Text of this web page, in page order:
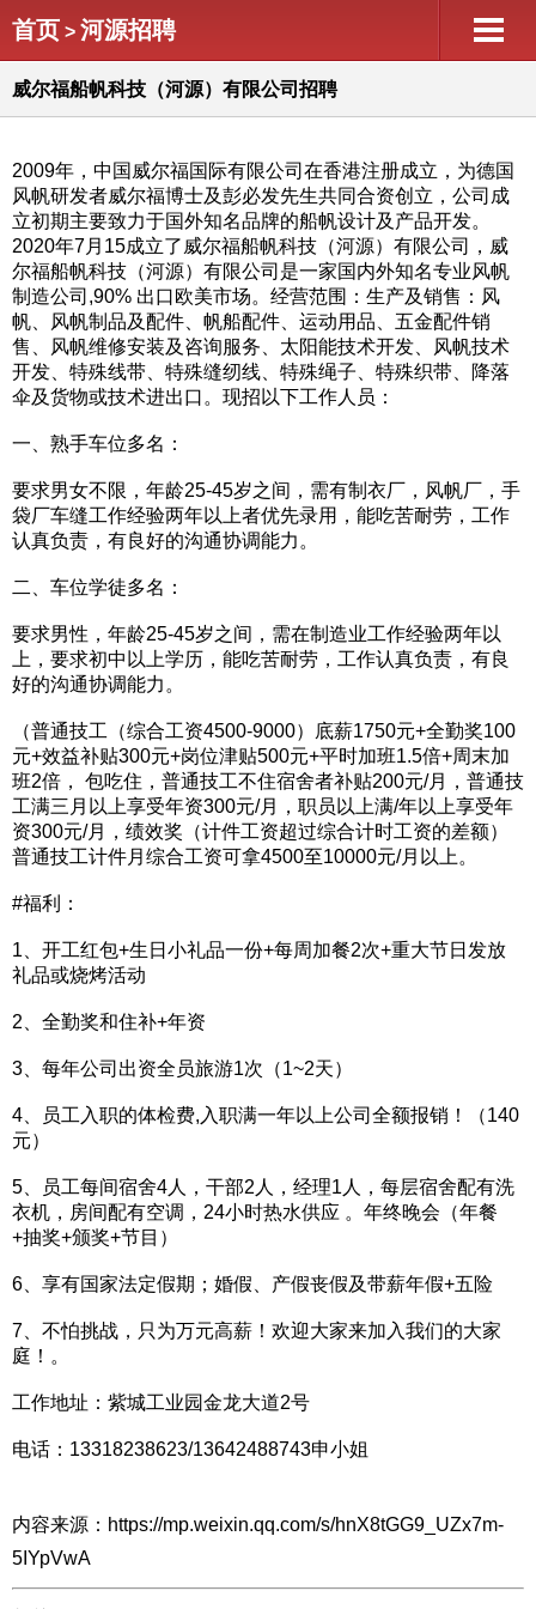
首页 > 河源招聘
威尔福船帆科技（河源）有限公司招聘
2009年，中国威尔福国际有限公司在香港注册成立，为德国
风帆研发者威尔福博士及彭必发先生共同合资创立，公司成
立初期主要致力于国外知名品牌的船帆设计及产品开发。
2020年7月15成立了威尔福船帆科技（河源）有限公司，威
尔福船帆科技（河源）有限公司是一家国内外知名专业风帆
制造公司,90% 出口欧美市场。经营范围：生产及销售：风
帆、风帆制品及配件、帆船配件、运动用品、五金配件销
售、风帆维修安装及咨询服务、太阳能技术开发、风帆技术
开发、特殊线带、特殊缝纫线、特殊绳子、特殊织带、降落
伞及货物或技术进出口。现招以下工作人员：
一、熟手车位多名：
要求男女不限，年龄25-45岁之间，需有制衣厂，风帆厂，手
袋厂车缝工作经验两年以上者优先录用，能吃苦耐劳，工作
认真负责，有良好的沟通协调能力。
二、车位学徒多名：
要求男性，年龄25-45岁之间，需在制造业工作经验两年以
上，要求初中以上学历，能吃苦耐劳，工作认真负责，有良
好的沟通协调能力。
（普通技工（综合工资4500-9000）底薪1750元+全勤奖100
元+效益补贴300元+岗位津贴500元+平时加班1.5倍+周末加
班2倍， 包吃住，普通技工不住宿舍者补贴200元/月，普通技
工满三月以上享受年资300元/月，职员以上满/年以上享受年
资300元/月，绩效奖（计件工资超过综合计时工资的差额）
普通技工计件月综合工资可拿4500至10000元/月以上。
#福利：
1、开工红包+生日小礼品一份+每周加餐2次+重大节日发放
礼品或烧烤活动
2、全勤奖和住补+年资
3、每年公司出资全员旅游1次（1~2天）
4、员工入职的体检费,入职满一年以上公司全额报销！（140
元）
5、员工每间宿舍4人，干部2人，经理1人，每层宿舍配有洗
衣机，房间配有空调，24小时热水供应 。年终晚会（年餐
+抽奖+颁奖+节目）
6、享有国家法定假期；婚假、产假丧假及带薪年假+五险
7、不怕挑战，只为万元高薪！欢迎大家来加入我们的大家
庭！。
工作地址：紫城工业园金龙大道2号
电话：13318238623/13642488743申小姐
内容来源：https://mp.weixin.qq.com/s/hnX8tGG9_UZx7m-
5IYpVwA